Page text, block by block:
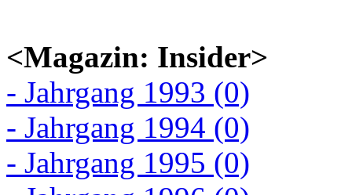
<Magazin: Insider>
- Jahrgang 1993 (0)
- Jahrgang 1994 (0)
- Jahrgang 1995 (0)